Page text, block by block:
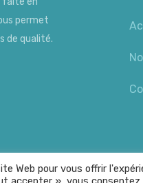
permet
de qualité.
Web pour vous offrir